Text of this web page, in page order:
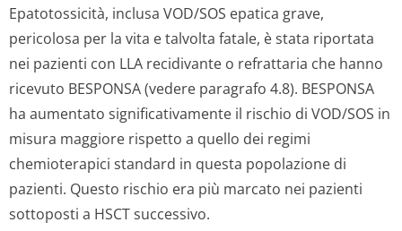
Epatotossicità, inclusa VOD/SOS epatica grave,
pericolosa per la vita e talvolta fatale, è stata riportata
nei pazienti con LLA recidivante o refrattaria che hanno
ricevuto BESPONSA (vedere paragrafo 4.8). BESPONSA
ha aumentato significativamente il rischio di VOD/SOS in
misura maggiore rispetto a quello dei regimi
chemioterapici standard in questa popolazione di
pazienti. Questo rischio era più marcato nei pazienti
sottoposti a HSCT successivo.